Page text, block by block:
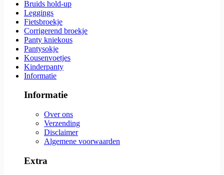
Bruids hold-up
Leggings
Fietsbroekje
Corrigerend broekje
Panty kniekous
Pantysokje
Kousenvoetjes
Kinderpanty
Informatie
Informatie
Over ons
Verzending
Disclaimer
Algemene voorwaarden
Extra